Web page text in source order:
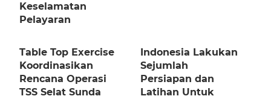
Keselamatan
Pelayaran
Table Top Exercise
Koordinasikan
Rencana Operasi
TSS Selat Sunda
Indonesia Lakukan
Sejumlah
Persiapan dan
Latihan Untuk